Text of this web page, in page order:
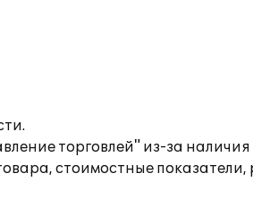
торговлей" из-за
стоимостные